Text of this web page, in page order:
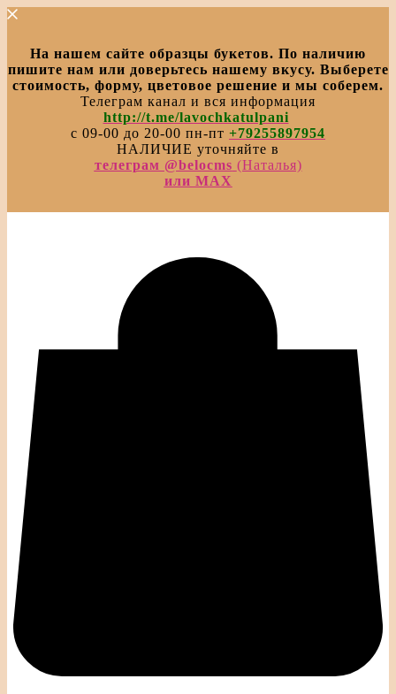
На нашем сайте образцы букетов. По наличию
пишите нам или доверьтесь нашему вкусу. Выберете
стоимость, форму, цветовое решение и мы соберем.
Телеграм канал и вся информация
http://t.me/lavochkatulpani
с 09-00 до 20-00 пн-пт +79255897954
НАЛИЧИЕ уточняйте в
телеграм @belocms (Наталья)
или МАХ